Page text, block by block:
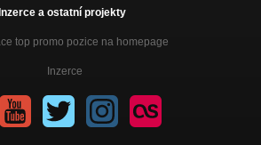
Inzerce a ostatní projekty
top promo pozice na homepage
Inzerce